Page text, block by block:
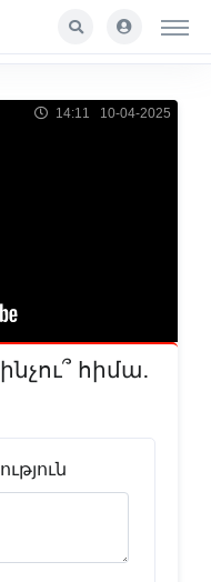
14:11 10-04-2025
հիմա․